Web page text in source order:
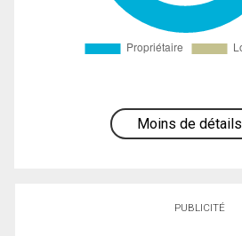
Moins de détails
PUBLICITÉ